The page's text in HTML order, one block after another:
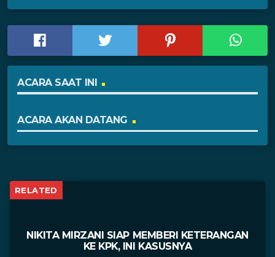
ACARA SAAT INI
ACARA AKAN DATANG
RELATED
NIKITA MIRZANI SIAP MEMBERI KETERANGAN
KE KPK, INI KASUSNYA